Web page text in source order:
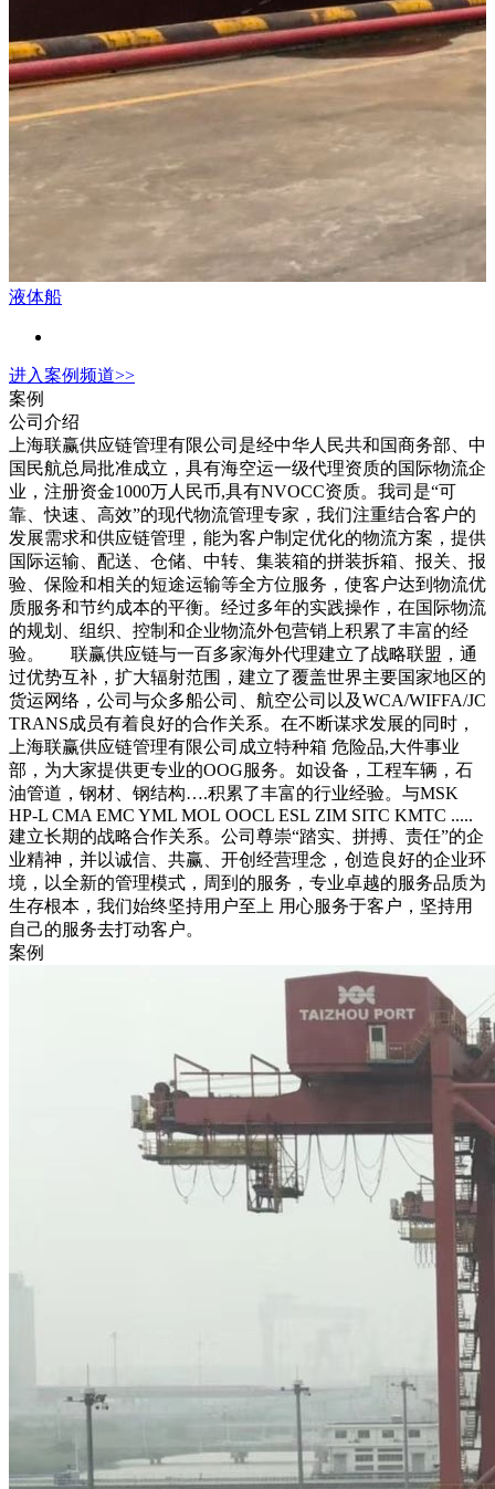
液体船
进入案例频道>>
案例
公司介绍
上海联赢供应链管理有限公司是经中华人民共和国商务部、中
国民航总局批准成立，具有海空运一级代理资质的国际物流企
业，注册资金1000万人民币,具有NVOCC资质。我司是“可
靠、快速、高效”的现代物流管理专家，我们注重结合客户的
发展需求和供应链管理，能为客户制定优化的物流方案，提供
国际运输、配送、仓储、中转、集装箱的拼装拆箱、报关、报
验、保险和相关的短途运输等全方位服务，使客户达到物流优
质服务和节约成本的平衡。经过多年的实践操作，在国际物流
的规划、组织、控制和企业物流外包营销上积累了丰富的经
验。 联赢供应链与一百多家海外代理建立了战略联盟，通
过优势互补，扩大辐射范围，建立了覆盖世界主要国家地区的
货运网络，公司与众多船公司、航空公司以及WCA/WIFFA/JC
TRANS成员有着良好的合作关系。在不断谋求发展的同时，
上海联赢供应链管理有限公司成立特种箱 危险品,大件事业
部，为大家提供更专业的OOG服务。如设备，工程车辆，石
油管道，钢材、钢结构….积累了丰富的行业经验。与MSK
HP-L CMA EMC YML MOL OOCL ESL ZIM SITC KMTC .....
建立长期的战略合作关系。公司尊崇“踏实、拼搏、责任”的企
业精神，并以诚信、共赢、开创经营理念，创造良好的企业环
境，以全新的管理模式，周到的服务，专业卓越的服务品质为
生存根本，我们始终坚持用户至上 用心服务于客户，坚持用
自己的服务去打动客户。
案例